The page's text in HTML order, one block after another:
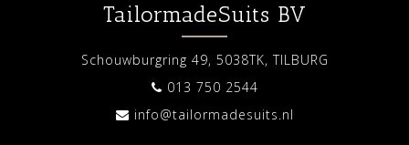
TailormadeSuits BV
Schouwburgring 49, 5038TK, TILBURG
013 750 2544
info@tailormadesuits.nl